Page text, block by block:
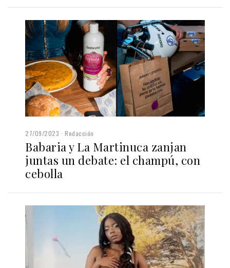
27/09/2023 Redacción
Babaria y La Martinuca zanjan
juntas un debate: el champú, con
cebolla